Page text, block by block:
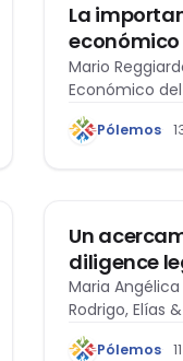
La
económico
resolución
Mario
Económico
Universidad
Pólemos
Un
diligence
acciones
Maria
Rodrigo, Elías
derecho
Pólemos